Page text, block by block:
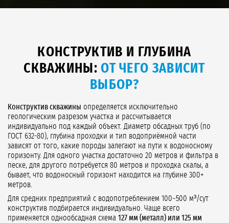
КОНСТРУКТИВ И ГЛУБИНА
СКВАЖИНЫ: ОТ ЧЕГО ЗАВИСИТ
ВЫБОР?
Конструктив скважины определяется исключительно
геологическим разрезом участка и рассчитывается
индивидуально под каждый объект. Диаметр обсадных труб (по
ГОСТ 632-80), глубина проходки и тип водоприёмной части
зависят от того, какие породы залегают на пути к водоносному
горизонту. Для одного участка достаточно 20 метров и фильтра в
песке, для другого потребуется 80 метров и проходка скалы, а
бывает, что водоносный горизонт находится на глубине 300+
метров.
Для средних предприятий с водопотреблением 100–500 м³/сут
конструктив подбирается индивидуально. Чаще всего
применяется однообсадная схема 127 мм (металл) или 125 мм